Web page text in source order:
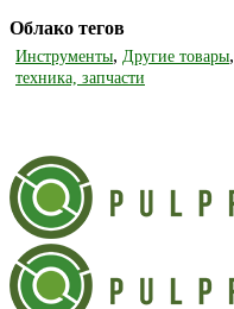
Облако тегов
Инструменты, Другие товары,
техника, запчасти